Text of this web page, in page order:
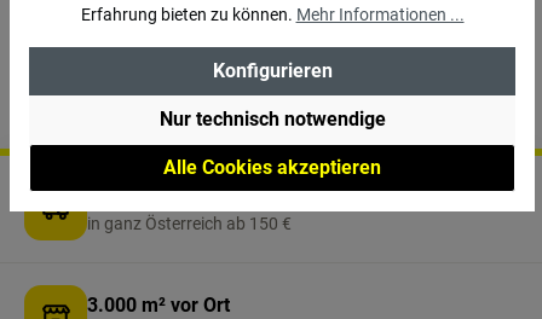
Erfahrung bieten zu können. Mehr Informationen ...
Alle Cookies akzeptieren
Nur technisch notwendige
Konfigurieren
In den Warenkorb
Versandkostenfrei
in ganz Österreich ab 150 €
3.000 m² vor Ort